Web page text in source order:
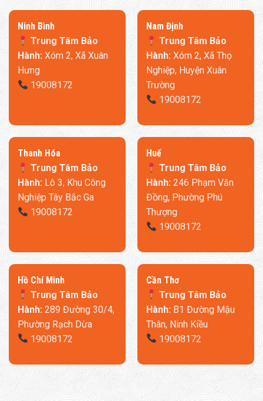
Ninh Bình
Trung Tâm Bảo
Hành:Xóm 2, Xã Xuân
Hưng
19008172
​Nam Định
Trung Tâm Bảo
Hành:Xóm 2, Xã Thọ
Nghiệp, Huyện Xuân
Trường
19008172
Thanh Hóa
Trung Tâm Bảo
Hành:Lô 3, Khu Công
Nghiệp Tây Bắc Ga
19008172
​Huế
Trung Tâm Bảo
Hành:246 Phạm Văn
Đồng, Phường Phú
Thượng
19008172
​Hồ Chí Minh
Trung Tâm Bảo
Hành: 289 Đường 30/4,
Phường Rạch Dừa
19008172
Cần Thơ
Trung Tâm Bảo
Hành: B1 Đường Mậu
Thân, Ninh Kiều
19008172